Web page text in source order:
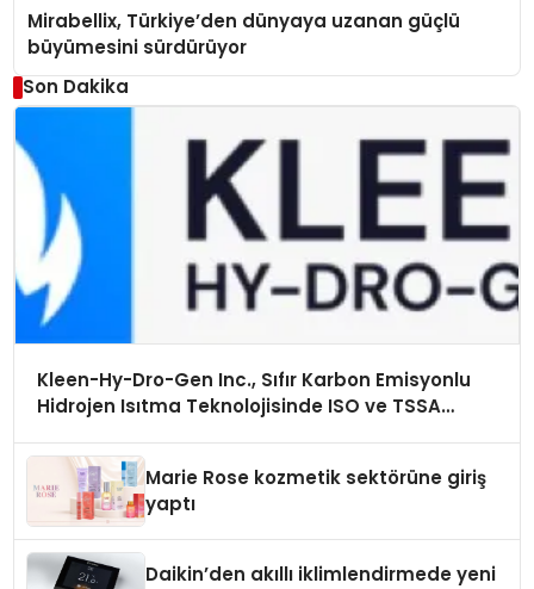
Mirabellix, Türkiye’den dünyaya uzanan güçlü
büyümesini sürdürüyor
Son Dakika
Kleen-Hy-Dro-Gen Inc., Sıfır Karbon Emisyonlu
Hidrojen Isıtma Teknolojisinde ISO ve TSSA
Marie Rose kozmetik sektörüne giriş
yaptı
Daikin’den akıllı iklimlendirmede yeni